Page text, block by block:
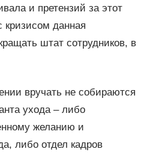
и претензий за этот
кризисом данная
штат сотрудников, в
вручать не собираются
ухода – либо
желанию и
либо отдел кадров